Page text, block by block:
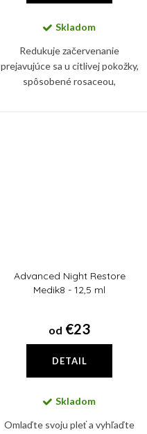
Skladom
Redukuje začervenanie
prejavujúce sa u citlivej pokožky,
spôsobené rosaceou,
Advanced Night Restore
Medik8 - 12,5 ml
od €23
DETAIL
Skladom
Omlaďte svoju pleť a vyhľaďte